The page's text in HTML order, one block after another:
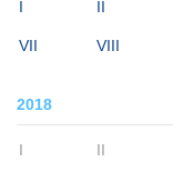
I II
VII VIII
2018
I II